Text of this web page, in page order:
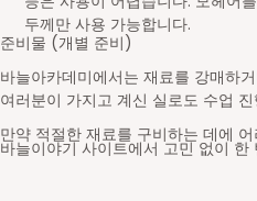
두께만 사용 가능합니다.
준비물 (개별 준비)
바늘아카데미에서는 재료를 강매하
여러분이 가지고 계신 실로도 수업 진
만약 적절한 재료를 구비하는 데에
바늘이야기 사이트에서 고민 없이 한